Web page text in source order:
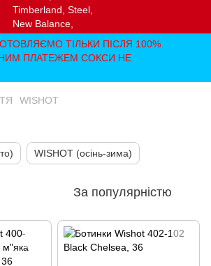
ТІЛЬКИ ПІСЛЯ 100%
ПЛАТЕЖЕМ СОКСИ НЕ
WISHOT
WISHOT (осінь-зима)
За популярністю